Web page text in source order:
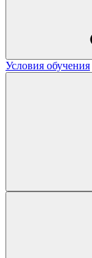
Условия обучения